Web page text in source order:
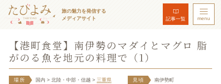
旅の魅力を発信する
メディアサイト
記事一覧 menu
【港町食堂】南伊勢のマダイとマグロ 脂
がのる魚を地元の料理で（1）
場所 国内 > 北陸・中部・信越 > 三重県 見頃 南伊勢町